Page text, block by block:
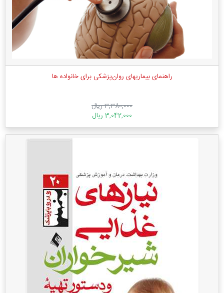
راهنمای بیماریهای روان‌پزشکی برای خانواده ها
3,380,000 ریال
3,042,000 ریال